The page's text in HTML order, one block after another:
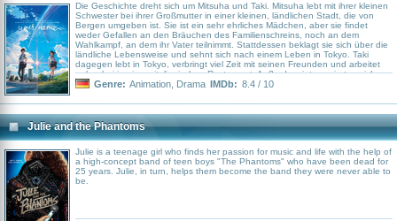
Die Geschichte dreht sich um Mitsuha und Taki. Mitsuha lebt mit ihrer kleinen
Schwester bei ihrer Großmutter in einer kleinen, ländlichen Stadt, die von
Bergen umgeben ist. Sie ist ein sehr ehrliches Mädchen, aber sie findet
weder Gefallen an den Bräuchen des Familienschreins, noch an dem
Wahlkampf, an dem ihr Vater teilnimmt. Stattdessen beklagt sie sich über die
ländliche Lebensweise und sehnt sich nach einem Leben in Tokyo. Taki
dagegen lebt in Tokyo, verbringt viel Zeit mit seinen Freunden und arbeitet
nebenbei in einem italienischen Restaurant. Außerdem interessiert er sich
sehr für Architektur und bildende Kunst. Eines Tages jedoch hat Mitsuha
denselben Traum, findet sich aber als Mädchen in einer Stadt in den Bergen
wieder, wo er noch nie zuvor war. Was ist das Geheimnis ihrer Träume und
ihrer persönlichen Erfahrungen?
Genre: Animation Drama IMDb: 8.4 / 10
Julie and the Phantoms
Julie is a teenage girl who finds her passion for music and life with the help of
a high-concept band of teen boys "The Phantoms" who have been dead for
25 years. Julie, in turn, helps them become the band they were never able to
be.